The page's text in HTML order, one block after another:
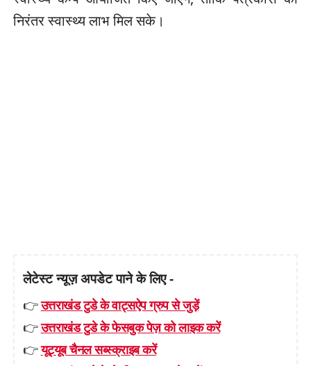
निरंतर स्वास्थ्य लाभ मिल सके।
लेटेस्ट न्यूज़ अपडेट पाने के लिए -
👉उत्तराखंड टुडे के वाट्सऐप ग्रुप से जुड़ें
👉उत्तराखंड टुडे के फेसबुक पेज़ को लाइक करें
👉यूट्यूब चैनल सब्स्क्राइब करें